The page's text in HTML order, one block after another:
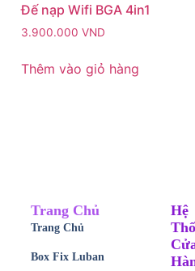
Đế nạp Wifi BGA 4in1
3.900.000 VND
Thêm vào giỏ hàng
Trang Chủ
Trang Chủ
Box Fix Luban
Hệ